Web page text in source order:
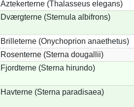
Aztekerterne (Thalasseus elegans)
Dværgterne (Sternula albifrons)
Brilleterne (Onychoprion anaethetus)
Rosenterne (Sterna dougallii)
Fjordterne (Sterna hirundo)
Havterne (Sterna paradisaea)